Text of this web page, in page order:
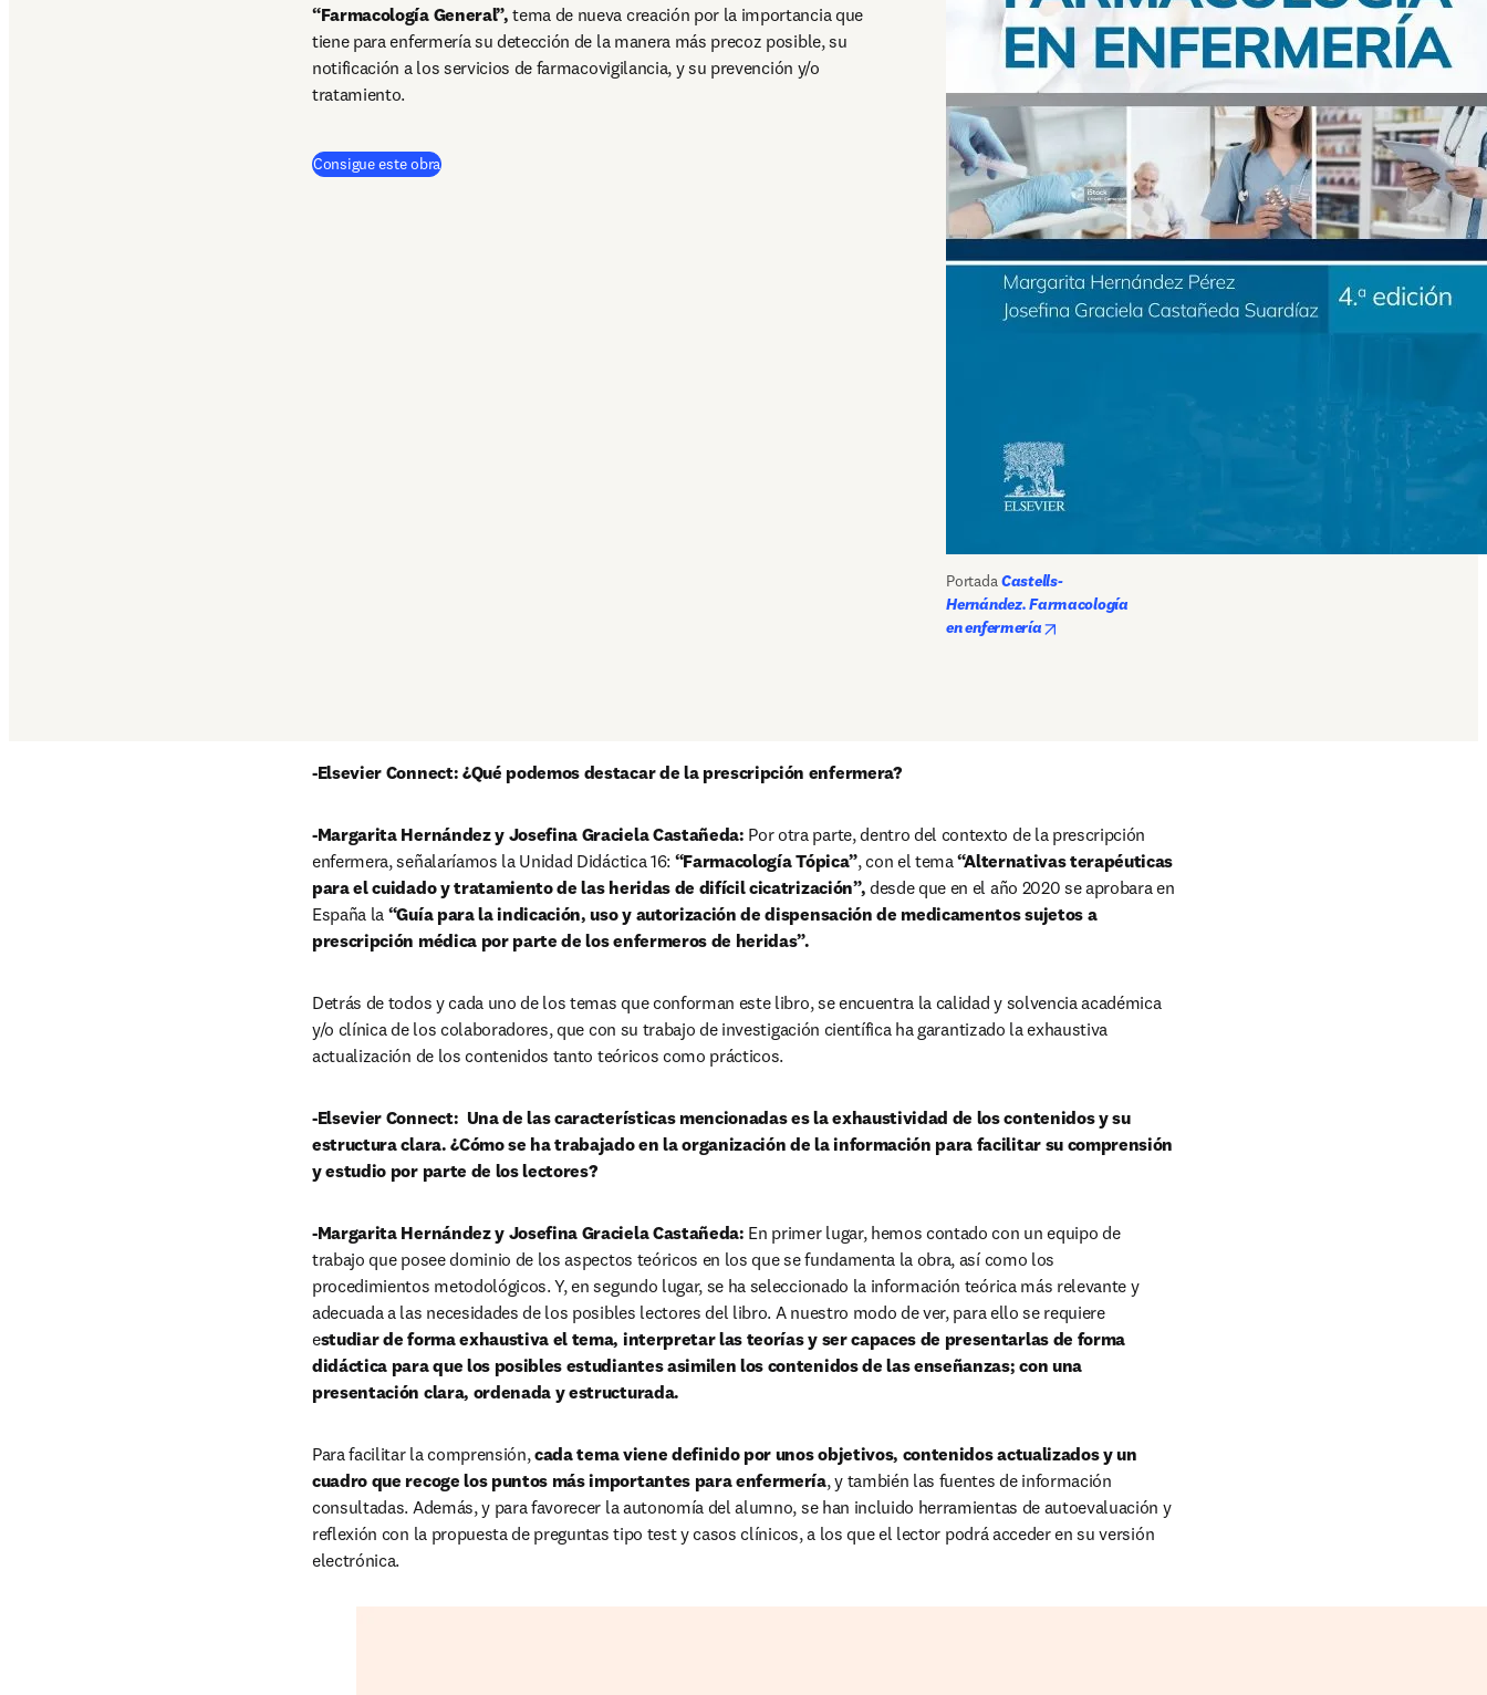
“Farmacología General”, tema de nueva creación por la importancia que
tiene para enfermería su detección de la manera más precoz posible, su
notificación a los servicios de farmacovigilancia, y su prevención y/o
tratamiento.
Consigue este obra(
Portada Castells-
Hernández. Farmacología
en enfermería
-Elsevier Connect: ¿Qué podemos destacar de la prescripción enfermera?
-Margarita Hernández y Josefina Graciela Castañeda: Por otra parte, dentro del contexto de la prescripción
enfermera, señalaríamos la Unidad Didáctica 16: “Farmacología Tópica”, con el tema “Alternativas terapéuticas
para el cuidado y tratamiento de las heridas de difícil cicatrización”, desde que en el año 2020 se aprobara en
España la “Guía para la indicación, uso y autorización de dispensación de medicamentos sujetos a
prescripción médica por parte de los enfermeros de heridas”.
Detrás de todos y cada uno de los temas que conforman este libro, se encuentra la calidad y solvencia académica
y/o clínica de los colaboradores, que con su trabajo de investigación científica ha garantizado la exhaustiva
actualización de los contenidos tanto teóricos como prácticos.
-Elsevier Connect:  Una de las características mencionadas es la exhaustividad de los contenidos y su
estructura clara. ¿Cómo se ha trabajado en la organización de la información para facilitar su comprensión
y estudio por parte de los lectores?
-Margarita Hernández y Josefina Graciela Castañeda: En primer lugar, hemos contado con un equipo de
trabajo que posee dominio de los aspectos teóricos en los que se fundamenta la obra, así como los
procedimientos metodológicos. Y, en segundo lugar, se ha seleccionado la información teórica más relevante y
adecuada a las necesidades de los posibles lectores del libro. A nuestro modo de ver, para ello se requiere
estudiar de forma exhaustiva el tema, interpretar las teorías y ser capaces de presentarlas de forma
didáctica para que los posibles estudiantes asimilen los contenidos de las enseñanzas; con una
presentación clara, ordenada y estructurada.
Para facilitar la comprensión, cada tema viene definido por unos objetivos, contenidos actualizados y un
cuadro que recoge los puntos más importantes para enfermería, y también las fuentes de información
consultadas. Además, y para favorecer la autonomía del alumno, se han incluido herramientas de autoevaluación y
reflexión con la propuesta de preguntas tipo test y casos clínicos, a los que el lector podrá acceder en su versión
electrónica.